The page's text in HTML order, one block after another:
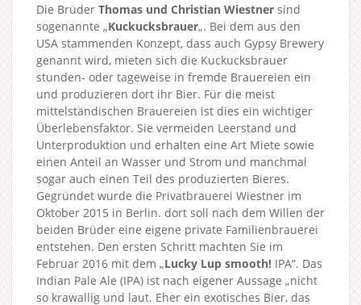
Die Brüder Thomas und Christian Wiestner sind
sogenannte „Kuckucksbrauer„. Bei dem aus den
USA stammenden Konzept, dass auch Gypsy Brewery
genannt wird, mieten sich die Kuckucksbrauer
stunden- oder tageweise in fremde Brauereien ein
und produzieren dort ihr Bier. Für die meist
mittelständischen Brauereien ist dies ein wichtiger
Überlebensfaktor. Sie vermeiden Leerstand und
Unterproduktion und erhalten eine Art Miete sowie
einen Anteil an Wasser und Strom und manchmal
sogar auch einen Teil des produzierten Bieres.
Gegründet wurde die Privatbrauerei Wiestner im
Oktober 2015 in Berlin. dort soll nach dem Willen der
beiden Brüder eine eigene private Familienbrauerei
entstehen. Den ersten Schritt machten Sie im
Februar 2016 mit dem „Lucky Lup smooth! IPA“. Das
Indian Pale Ale (IPA) ist nach eigener Aussage „nicht
so krawallig und laut. Eher ein exotisches Bier, das